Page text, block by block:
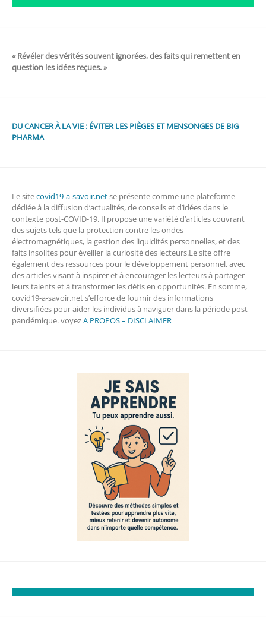
« Révéler des vérités souvent ignorées, des faits qui remettent en
question les idées reçues. »
DU CANCER À LA VIE : ÉVITER LES PIÈGES ET MENSONGES DE BIG
PHARMA
Le sitecovid19-a-savoir.netse présente comme une plateforme
dédiée à la diffusion d’actualités, de conseils et d’idées dans le
contexte post-COVID-19. Il propose une variété d’articles couvrant
des sujets tels que la protection contre les ondes
électromagnétiques, la gestion des liquidités personnelles, et des
faits insolites pour éveiller la curiosité des lecteurs.Le site offre
également des ressources pour le développement personnel, avec
des articles visant à inspirer et à encourager les lecteurs à partager
leurs talents et à transformer les défis en opportunités. En somme,
covid19-a-savoir.net s’efforce de fournir des informations
diversifiées pour aider les individus à naviguer dans la période post-
pandémique. voyezA PROPOS – DISCLAIMER